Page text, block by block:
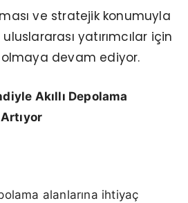
ve stratejik konumuyla
yatırımcılar için
devam ediyor.
Akıllı Depolama
alanlarına ihtiyaç